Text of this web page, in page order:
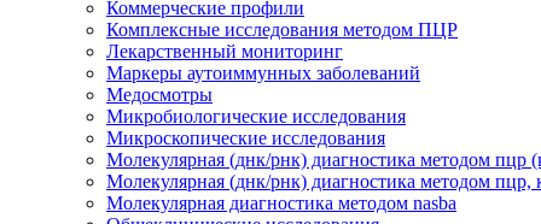
Коммерческие профили
Комплексные исследования методом ПЦР
Лекарственный мониторинг
Маркеры аутоиммунных заболеваний
Медосмотры
Микробиологические исследования
Микроскопические исследования
Молекулярная (днк/рнк) диагностика методом пцр
Молекулярная (днк/рнк) диагностика методом пцр,
Молекулярная диагностика методом nasba